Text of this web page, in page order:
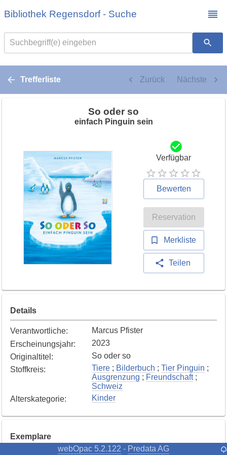
Bibliothek Regensdorf - Suche
Suchbegriff(e) eingeben
Trefferliste Zurück Nächste
So oder so
einfach Pinguin sein
Verfügbar
Bewerten
Reservation
Merkliste
Teilen
Details
Verantwortliche:
Marcus Pfister
Erscheinungsjahr:
2023
Originaltitel :
So oder so
Stoffkreis: Tiere ; Bilderbuch ; Tier Pinguin ;
Ausgrenzung ; Freundschaft;
Schweiz
Alterskategorie: Kinder
Exemplare
webOpac 5.2.122 - Predata AG